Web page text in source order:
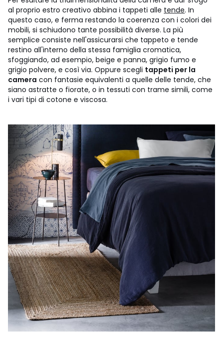
al proprio estro creativo abbina i tappeti alle tende. In
questo caso, e ferma restando la coerenza con i colori dei
mobili, si schiudono tante possibilità diverse. La più
semplice consiste nell'assicurarsi che tappeto e tende
restino all'interno della stessa famiglia cromatica,
sfoggiando, ad esempio, beige e panna, grigio fumo e
grigio polvere, e così via. Oppure scegli tappeti per la
camera con fantasie equivalenti a quelle delle tende, che
siano astratte o fiorate, o in tessuti con trame simili, come
i vari tipi di cotone e viscosa.